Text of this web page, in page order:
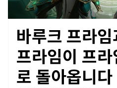
바루크 프라
프라임이 프
로 돌아옵니다